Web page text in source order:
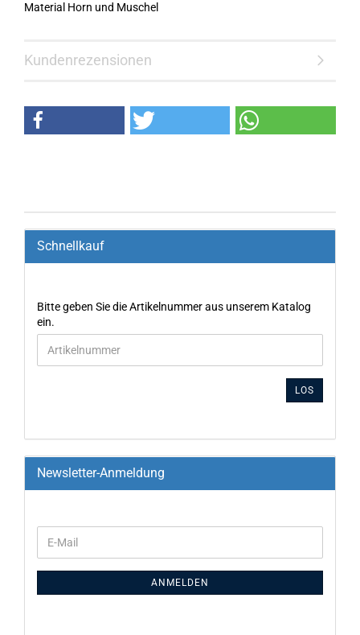
Material Horn und Muschel
Kundenrezensionen
Schnellkauf
Bitte geben Sie die Artikelnummer aus unserem Katalog
ein.
LOS
Newsletter-Anmeldung
ANMELDEN